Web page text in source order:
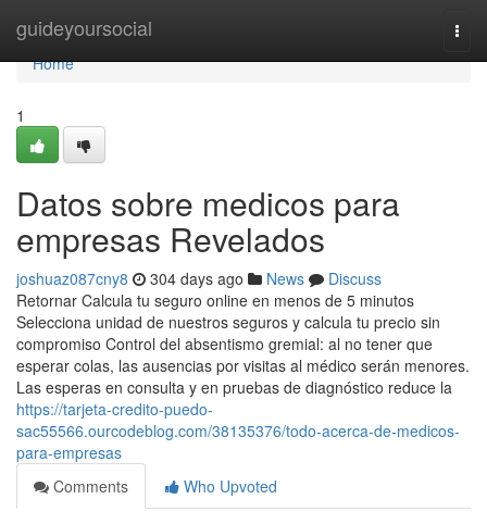
guideyoursocial
Home
Home
1
Datos sobre medicos para
empresas Revelados
joshuaz087cny8 304 days ago News
Discuss
Retornar Calcula tu seguro online en menos de 5 minutos
Selecciona unidad de nuestros seguros y calcula tu precio sin
compromiso Control del absentismo gremial: al no tener que
esperar colas, las ausencias por visitas al médico serán menores.
Las esperas en consulta y en pruebas de diagnóstico reduce la
https://tarjeta-credito-puedo-
sac55566.ourcodeblog.com/38135376/todo-acerca-de-medicos-
para-empresas
Comments
Who Upvoted